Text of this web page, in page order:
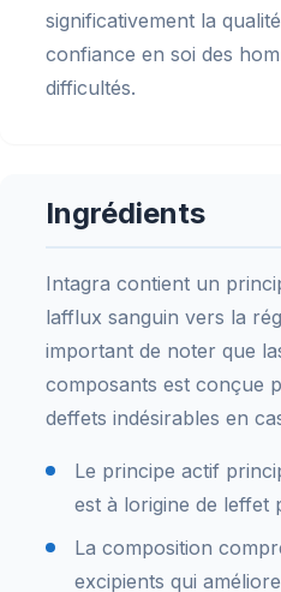
significativement la
confiance en soi des
difficultés.
Ingrédients
Intagra contient un
lafflux sanguin vers la
important de noter que
composants est conçue
deffets indésirables en
Le principe actif
est à lorigine de leffet
La composition
excipients qui